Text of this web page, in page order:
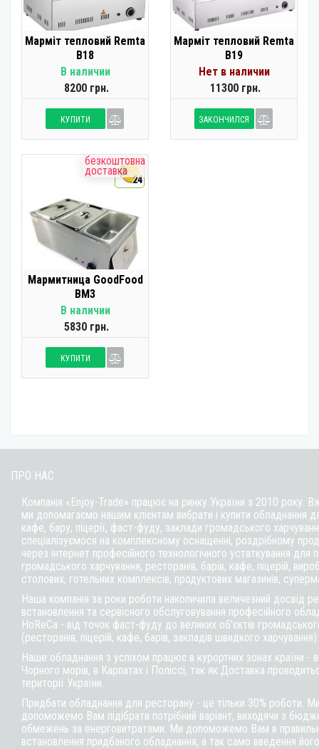
Марміт тепловий Remta
B18
В наличии
8200 грн.
КУПИТИ
Марміт тепловий Remta
B19
Нет в наличии
11300 грн.
ЗАКОНЧИЛСЯ
безкоштовна
доставка
24
Мармитница GoodFood
BM3
В наличии
5830 грн.
КУПИТИ
ПРО НАС
Компанія «Enjoy-Trade» працює на ринку України з 2010 року.
ми допомагаємо нашим клієнтам вибрати і купити обладнання
кафе, бару, піцерії, фаст-фуду, заклади громадського
спеціалізуємося на комплексному оснащенні, роздрібному
через інтернет професійного технологічного устаткування для
громадського харчування, ресторанів, барів, кафе, піцерій,
столових, готельних комплексів, продуктових магазинів,
Наша компанія за роки роботи накопичила величезний досвід
встановлення та сервісного обслуговування професійного
HoReCa - від точок фаст-фуду до великих об'єктів
(ресторанів, піцерій, кафе, барів, закладів швидкого харчування)
Наше обладнання з успіхом працює в курортних зонах країни -
Чорного морів, в Карпатах і Поліссі, так як Доставка
території України.
Придбати обладнання для ресторану - це тільки 30% роботи.
допоможемо Вам підібрати потрібний варіант, виходячи з
обмежень за енерговитратами. Ми допоможемо Вам в
встановлення придбаного обладнання, а так само введення